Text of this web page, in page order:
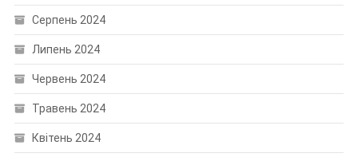
Серпень 2024
Липень 2024
Червень 2024
Травень 2024
Квітень 2024